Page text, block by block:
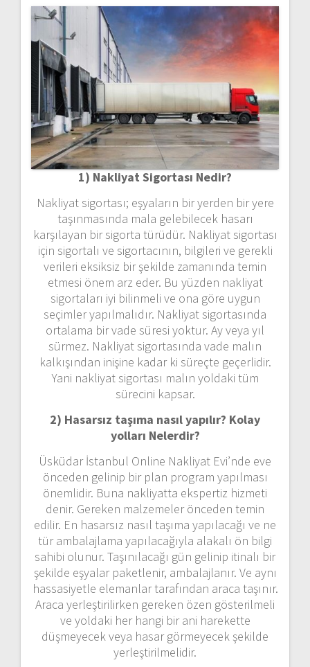
1) Nakliyat Sigortası Nedir?
Nakliyat sigortası; eşyaların bir yerden bir yere
taşınmasında mala gelebilecek hasarı
karşılayan bir sigorta türüdür. Nakliyat sigortası
için sigortalı ve sigortacının, bilgileri ve gerekli
verileri eksiksiz bir şekilde zamanında temin
etmesi önem arz eder. Bu yüzden nakliyat
sigortaları iyi bilinmeli ve ona göre uygun
seçimler yapılmalıdır. Nakliyat sigortasında
ortalama bir vade süresi yoktur. Ay veya yıl
sürmez. Nakliyat sigortasında vade malın
kalkışından inişine kadar ki süreçte geçerlidir.
Yani nakliyat sigortası malın yoldaki tüm
sürecini kapsar.
2) Hasarsız taşıma nasıl yapılır? Kolay
yolları Nelerdir?
Üsküdar İstanbul Online Nakliyat Evi’nde eve
önceden gelinip bir plan program yapılması
önemlidir. Buna nakliyatta ekspertiz hizmeti
denir. Gereken malzemeler önceden temin
edilir. En hasarsız nasıl taşıma yapılacağı ve ne
tür ambalajlama yapılacağıyla alakalı ön bilgi
sahibi olunur. Taşınılacağı gün gelinip itinalı bir
şekilde eşyalar paketlenir, ambalajlanır. Ve aynı
hassasiyetle elemanlar tarafından araca taşınır.
Araca yerleştirilirken gereken özen gösterilmeli
ve yoldaki her hangi bir ani harekette
düşmeyecek veya hasar görmeyecek şekilde
yerleştirilmelidir.